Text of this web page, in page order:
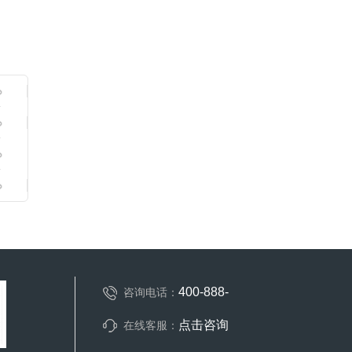
咨询电话： 400-888-
在线客服： 点击咨询